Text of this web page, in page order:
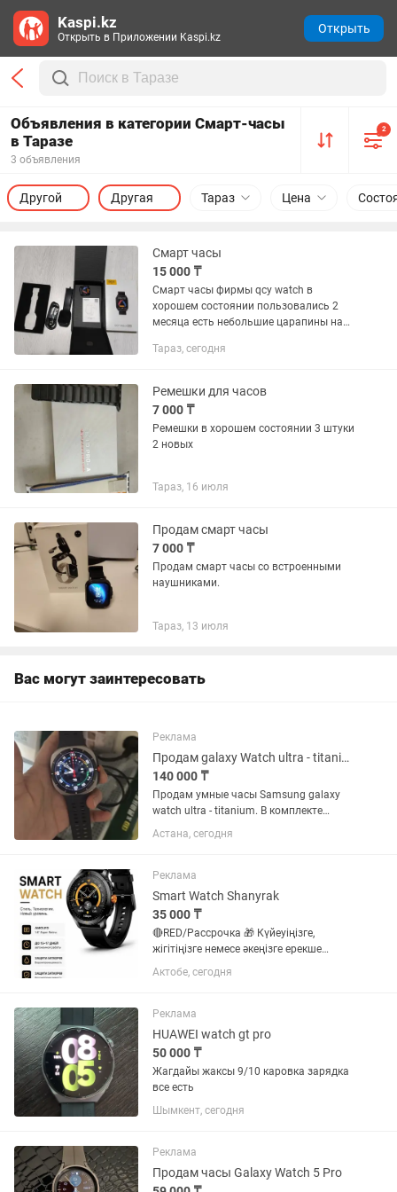
Объявления в категории Смарт-часы
в Таразе
3 объявления
2
Тараз Цена
Другой Другая
Смарт часы
15 000 ₸
Смарт часы фирмы qcy watch в
хорошем состоянии пользовались 2
месяца есть небольшие царапины на
Тараз, сегодня
Ремешки для часов
7 000 ₸
Ремешки в хорошем состоянии 3 штуки
2 новых
Тараз, 16 июля
Продам смарт часы
7 000 ₸
Продам смарт часы со встроенными
наушниками.
Тараз, 13 июля
Вас могут заинтересовать
Реклама
Продам galaxy Watch ultra - titanium
140 000 ₸
Продам умные часы Samsung galaxy
watch ultra - titanium. В комплекте
родная коробка, сами часы, зарядный
кабель-таблетка, комплектный
оригинальный плетеный оранжевый...
Астана, сегодня
Реклама
Smart Watch Shanyrak
35 000 ₸
🔴RED/Рассрочка 🎁 Күйеуіңізге,
жігітіңізге немесе әкеңізге ерекше
сыйлық іздеп жүрсіз бе? ⌚ Смарт сағат
– күнделікті өмірге пайдалы әрі стильді
Қоңырауға жауап беру және...
Актобе, сегодня
Реклама
HUAWEI watch gt pro
50 000 ₸
Жагдайы жаксы 9/10 каровка зарядка
все есть
Шымкент, сегодня
Реклама
Продам часы Galaxy Watch 5 Pro
Kaspi.kz
Открыть в Приложении Kaspi.kz
Открыть